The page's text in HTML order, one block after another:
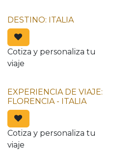
DESTINO: ITALIA
Cotiza y personaliza tu
viaje
EXPERIENCIA DE VIAJE:
FLORENCIA - ITALIA
Cotiza y personaliza tu
viaje